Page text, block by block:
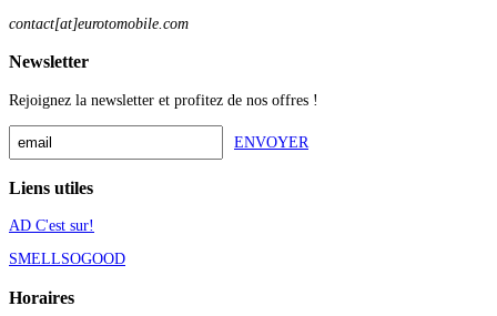
contact[at]eurotomobile.com
Newsletter
Rejoignez la newsletter et profitez de nos offres !
ENVOYER
Liens utiles
AD C'est sur!
SMELLSOGOOD
Horaires